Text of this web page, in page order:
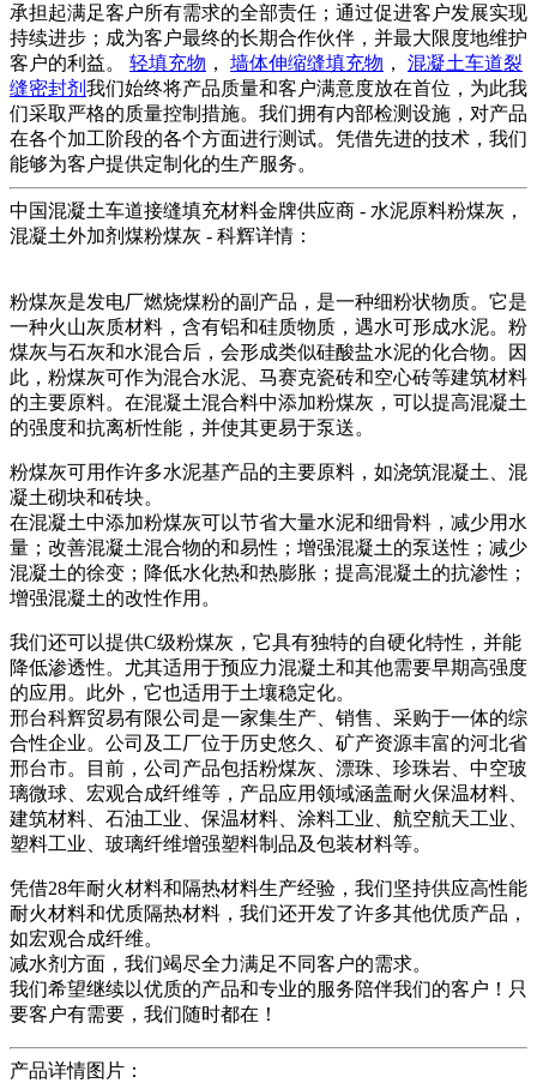
承担起满足客户所有需求的全部责任；通过促进客户发展实现
持续进步；成为客户最终的长期合作伙伴，并最大限度地维护
客户的利益。 轻填充物 ， 墙体伸缩缝填充物 ， 混凝土车道裂
缝密封剂 我们始终将产品质量和客户满意度放在首位，为此我
们采取严格的质量控制措施。我们拥有内部检测设施，对产品
在各个加工阶段的各个方面进行测试。凭借先进的技术，我们
能够为客户提供定制化的生产服务。
中国混凝土车道接缝填充材料金牌供应商 - 水泥原料粉煤灰，
混凝土外加剂煤粉煤灰 - 科辉详情：
粉煤灰是发电厂燃烧煤粉的副产品，是一种细粉状物质。它是
一种火山灰质材料，含有铝和硅质物质，遇水可形成水泥。粉
煤灰与石灰和水混合后，会形成类似硅酸盐水泥的化合物。因
此，粉煤灰可作为混合水泥、马赛克瓷砖和空心砖等建筑材料
的主要原料。在混凝土混合料中添加粉煤灰，可以提高混凝土
的强度和抗离析性能，并使其更易于泵送。
粉煤灰可用作许多水泥基产品的主要原料，如浇筑混凝土、混
凝土砌块和砖块。
在混凝土中添加粉煤灰可以节省大量水泥和细骨料，减少用水
量；改善混凝土混合物的和易性；增强混凝土的泵送性；减少
混凝土的徐变；降低水化热和热膨胀；提高混凝土的抗渗性；
增强混凝土的改性作用。
我们还可以提供C级粉煤灰，它具有独特的自硬化特性，并能
降低渗透性。尤其适用于预应力混凝土和其他需要早期高强度
的应用。此外，它也适用于土壤稳定化。
邢台科辉贸易有限公司是一家集生产、销售、采购于一体的综
合性企业。公司及工厂位于历史悠久、矿产资源丰富的河北省
邢台市。目前，公司产品包括粉煤灰、漂珠、珍珠岩、中空玻
璃微球、宏观合成纤维等，产品应用领域涵盖耐火保温材料、
建筑材料、石油工业、保温材料、涂料工业、航空航天工业、
塑料工业、玻璃纤维增​​强塑料制品及包装材料等。
凭借28年耐火材料和隔热材料生产经验，我们坚持供应高性能
耐火材料和优质隔热材料，我们还开发了许多其他优质产品，
如宏观合成纤维。
减水剂方面，我们竭尽全力满足不同客户的需求。
我们希望继续以优质的产品和专业的服务陪伴我们的客户！只
要客户有需要，我们随时都在！
产品详情图片：